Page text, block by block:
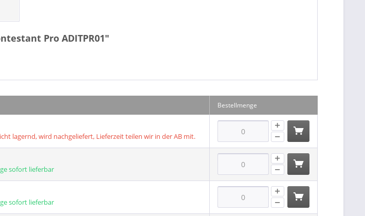
Pro ADITPR01"
Bestellmenge
lagernd, wird nachgeliefert, Lieferzeit teilen wir in der AB mit.
sofort lieferbar
sofort lieferbar